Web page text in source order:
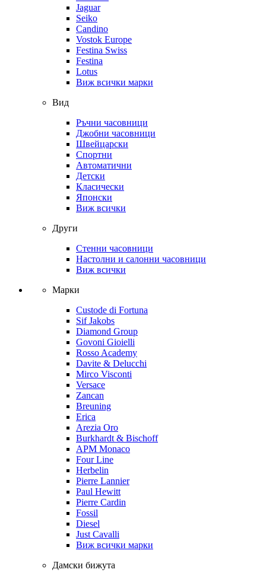
Jaguar
Seiko
Candino
Vostok Europe
Festina Swiss
Festina
Lotus
Виж всички марки
Вид
Ръчни часовници
Джобни часовници
Швейцарски
Спортни
Автоматични
Детски
Класически
Японски
Виж всички
Други
Стенни часовници
Настолни и салонни часовници
Виж всички
Марки
Custode di Fortuna
Sif Jakobs
Diamond Group
Govoni Gioielli
Rosso Academy
Davite & Delucchi
Mirco Visconti
Versace
Zancan
Breuning
Erica
Arezia Oro
Burkhardt & Bischoff
APM Monaco
Four Line
Herbelin
Pierre Lannier
Paul Hewitt
Pierre Cardin
Fossil
Diesel
Just Cavalli
Виж всички марки
Дамски бижута